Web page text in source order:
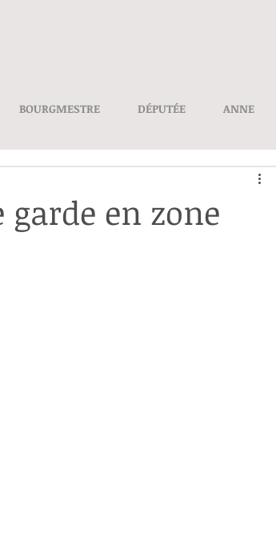
BOURGMESTRE DÉPUTÉE ANNE
garde en zone